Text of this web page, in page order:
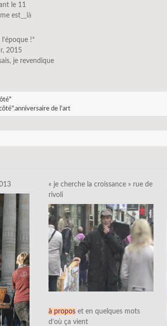
le 11
est __là
!*
, 2015
je revendique
,anniversaire de l'art
« je cherche la croissance » rue de
rivoli
à propos et en quelques mots
d’où ça vient